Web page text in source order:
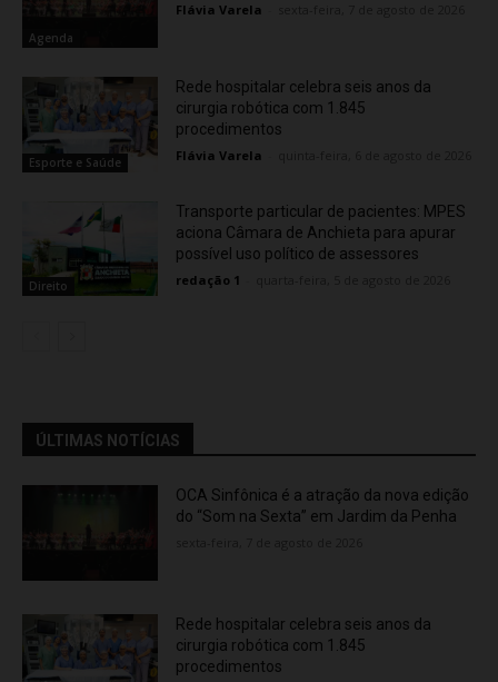
Agenda
Flávia Varela
Esporte e Saúde
Rede hospitalar celebra seis anos da
cirurgia robótica com 1.845
procedimentos
Flávia Varela
Direito
Transporte particular de pacientes: MPES
aciona Câmara de Anchieta para apurar
possível uso político de assessores
redação 1
ÚLTIMAS NOTÍCIAS
OCA Sinfônica é a atração da nova edição
do “Som na Sexta” em Jardim da Penha
Rede hospitalar celebra seis anos da
cirurgia robótica com 1.845
procedimentos